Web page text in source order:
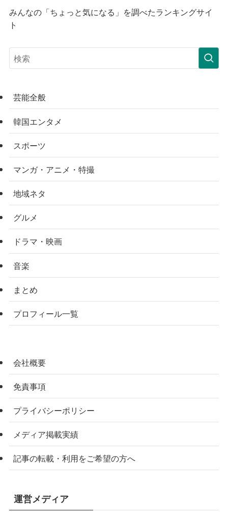
みんなの「ちょっと気になる」を調べたランキングサイ
ト
芸能全般
韓国エンタメ
スポーツ
マンガ・アニメ・特撮
地域ネタ
グルメ
ドラマ・映画
音楽
まとめ
プロフィール一覧
会社概要
免責事項
プライバシーポリシー
メディア掲載実績
記事の転載・利用をご希望の方へ
運営メディア